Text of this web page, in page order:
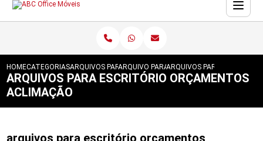
HOMECATEGORIASARQUIVOS PARA ESCRITORIOS
ARQUIVO PARA ESCRITORIO
ARQUIVOS PARA
ARQUIVOS PARA ESCRITÓRIO ORÇAMENTOS
ACLIMAÇÃO
arquivos para escritório orçamentos